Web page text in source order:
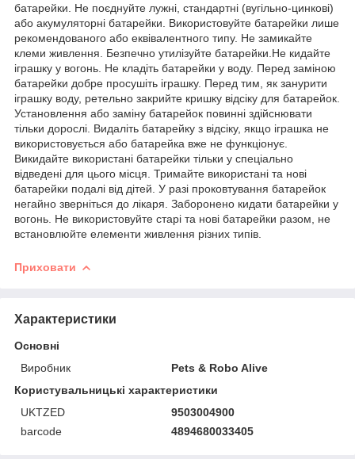
батарейки. Не поєднуйте лужні, стандартні (вугільно-цинкові)
або акумуляторні батарейки. Використовуйте батарейки лише
рекомендованого або еквівалентного типу. Не замикайте
клеми живлення. Безпечно утилізуйте батарейки.Не кидайте
іграшку у вогонь. Не кладіть батарейки у воду. Перед заміною
батарейки добре просушіть іграшку. Перед тим, як занурити
іграшку воду, ретельно закрийте кришку відсіку для батарейок.
Установлення або заміну батарейок повинні здійснювати
тільки дорослі. Видаліть батарейку з відсіку, якщо іграшка не
використовується або батарейка вже не функціонує.
Викидайте використані батарейки тільки у спеціально
відведені для цього місця. Тримайте використані та нові
батарейки подалі від дітей. У разі проковтування батарейок
негайно зверніться до лікаря. Заборонено кидати батарейки у
вогонь. Не використовуйте старі та нові батарейки разом, не
встановлюйте елементи живлення різних типів.
Приховати
Характеристики
Основні
Виробник
Pets & Robo Alive
Користувальницькі характеристики
UKTZED
9503004900
barcode
4894680033405